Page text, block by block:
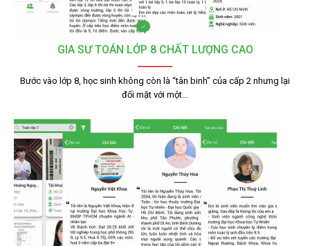
GIA SƯ TOÁN LỚP 8 CHẤT LƯỢNG CAO
Bước vào lớp 8, học sinh không còn là “tân binh” của cấp 2 nhưng lại
đối mặt với một…